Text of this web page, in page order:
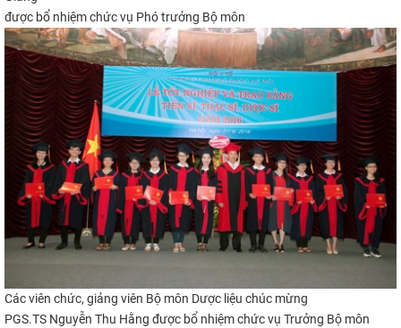
được bổ nhiệmchức vụ Phó trưởng Bộ môn
Các viên chức, giảng viên Bộ môn Dược liệu chúc mừng
PGS.TS Nguyễn Thu Hằng được bổ nhiệmchức vụ Trưởng Bộ môn​